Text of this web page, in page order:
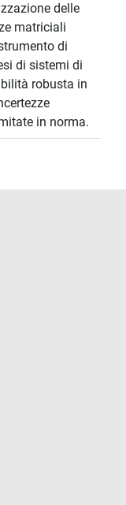
delle
matriciali
di
di sistemi di
robusta in
in norma.